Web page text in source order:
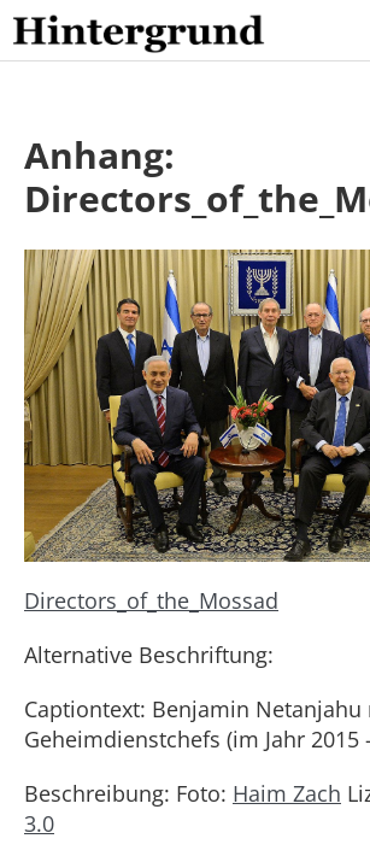
Skip
to
content
Anhang:
Directors_of_the_Mossad
Alternative Beschriftung:
Captiontext: Benjamin Netanjahu
Geheimdienstchefs (im Jahr 2015
Beschreibung: Foto: Haim Zach
3.0